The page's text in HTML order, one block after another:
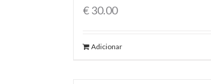
€30.00
Adicionar